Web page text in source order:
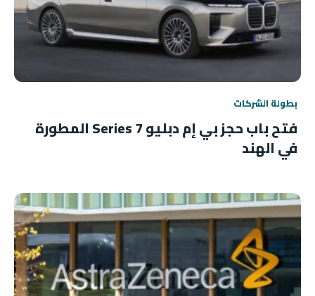
بطولة الشركات
فتح باب حجز بي إم دبليو 7 Series المطورة
في الهند